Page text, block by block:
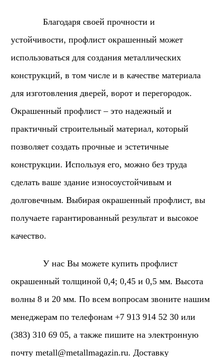
Благодаря своей прочности и
устойчивости, профлист окрашенный может
использоваться для создания металлических
конструкций, в том числе и в качестве материала
для изготовления дверей, ворот и перегородок.
Окрашенный профлист – это надежный и
практичный строительный материал, который
позволяет создать прочные и эстетичные
конструкции. Используя его, можно без труда
сделать ваше здание износоустойчивым и
долговечным. Выбирая окрашенный профлист, вы
получаете гарантированный результат и высокое
качество.
У нас Вы можете купить профлист
окрашенный толщиной 0,4; 0,45 и 0,5 мм. Высота
волны 8 и 20 мм. По всем вопросам звоните нашим
менеджерам по телефонам +7 913 914 52 30 или
(383) 310 69 05, а также пишите на электронную
почтуmetall@metallmagazin.ru. Доставку